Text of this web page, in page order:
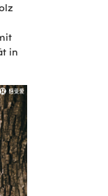
in